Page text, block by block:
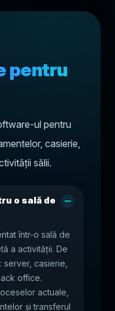
pentru
ul pentru
casierie,
sălii.
o sală de
într-o sală de
a activității. De
casierie,
office.
actuale,
și transferul